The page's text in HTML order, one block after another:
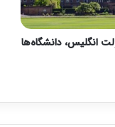
انگلیس، دانشگاه‌ها